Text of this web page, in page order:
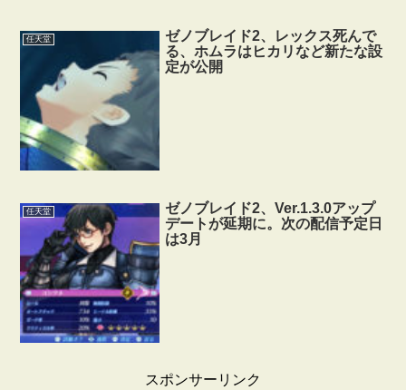
任天堂
ゼノブレイド2、レックス死んで
る、ホムラはヒカリなど新たな設
定が公開
任天堂
ゼノブレイド2、Ver.1.3.0アップ
デートが延期に。次の配信予定日
は3月
スポンサーリンク